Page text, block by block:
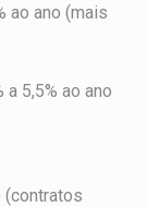
ao ano (mais
a 5,5% ao ano
(contratos